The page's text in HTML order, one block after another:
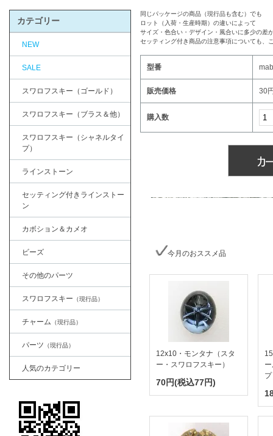
同じパッケージの商品（現行品も含む）でも
ロット（入荷・生産時期）の違いによって
サイズ・色合い・デザイン・風合いに多少の差
セッティング付き商品の注意事項についても、
型番
販売価格 30
購入数
今月のおススメ品
12x10・モンタナ（スタ
ー・スワロフスキー）
70円(税込77円)
カテゴリー
NEW
SALE
スワロフスキー（ゴールド）
スワロフスキー（ブラス＆他）
スワロフスキー（シャネルタイ
プ）
ラインストーン
セッティング付きラインストー
ン
カボション＆カメオ
ビーズ
その他のパーツ
スワロフスキー （現行品）
チャーム （現行品）
パーツ （現行品）
人気のカテゴリー